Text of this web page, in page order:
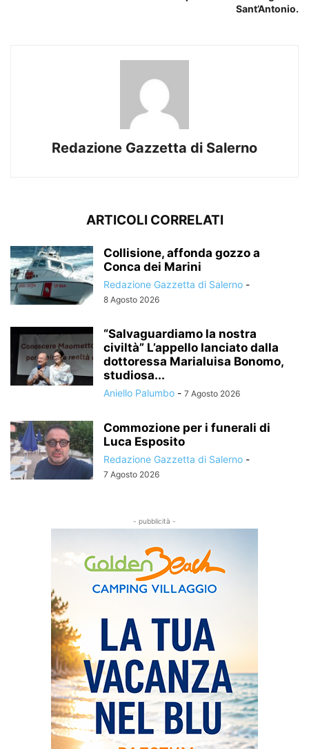
Sant’Antonio.
Redazione Gazzetta di Salerno
ARTICOLI CORRELATI
Collisione, affonda gozzo a
Conca dei Marini
Redazione Gazzetta di Salerno -
8 Agosto 2026
“Salvaguardiamo la nostra
civiltà” L’appello lanciato dalla
dottoressa Marialuisa Bonomo,
studiosa...
Aniello Palumbo - 7 Agosto 2026
Commozione per i funerali di
Luca Esposito
Redazione Gazzetta di Salerno -
7 Agosto 2026
- pubblicità -